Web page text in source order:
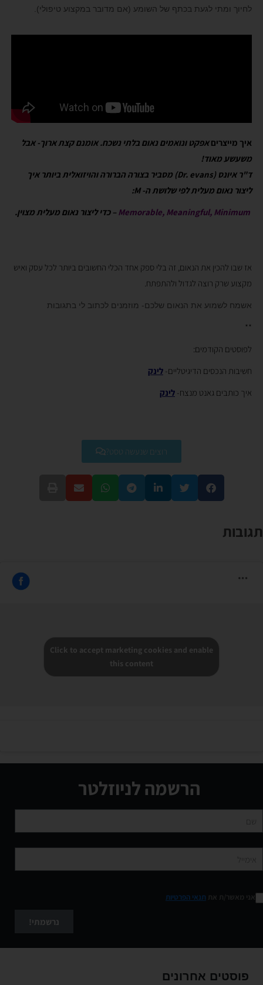
הרשמה לניוזלטר
תנאי הפרטיות
נרשמתי!
פוסטים אחרונים
לחיוך ומתי לגעת בכתף של השומע (אם מדובר במקצוע טיפולי).
איך מייצריםאפקט ונואמים נאום בלתי נשכח. אומנם קצת ארוך- אבל
משעשע מאוד!
ד"ר איונס (Dr. evans) מסביר בצורה הברורה והויזואלית ביותר איך
ליצור נאום מעלית לפי שלושת ה- M:
emorable, Meaningful, Minimum
–כדי ליצור נאום מעלית מצוין.
אז שבו להכין את הנאום, זה בלי ספק אחד הכלי החשובים ביותר לכל עסק ואיש
מקצוע שרק רוצה לגדול ולהתפתח.
אשמח לשמוע את הנאום שלכם- מוזמנים לכתוב לי בתגובות
**
לפוסטים הקודמים:
חשיבות הנכסים הדיגיטליים- לינק
איך כותבים גאנט מנצח- לינק
רוצים שנעשה טסט?
תגובות
Click to accept marketing cookies and enable
this content